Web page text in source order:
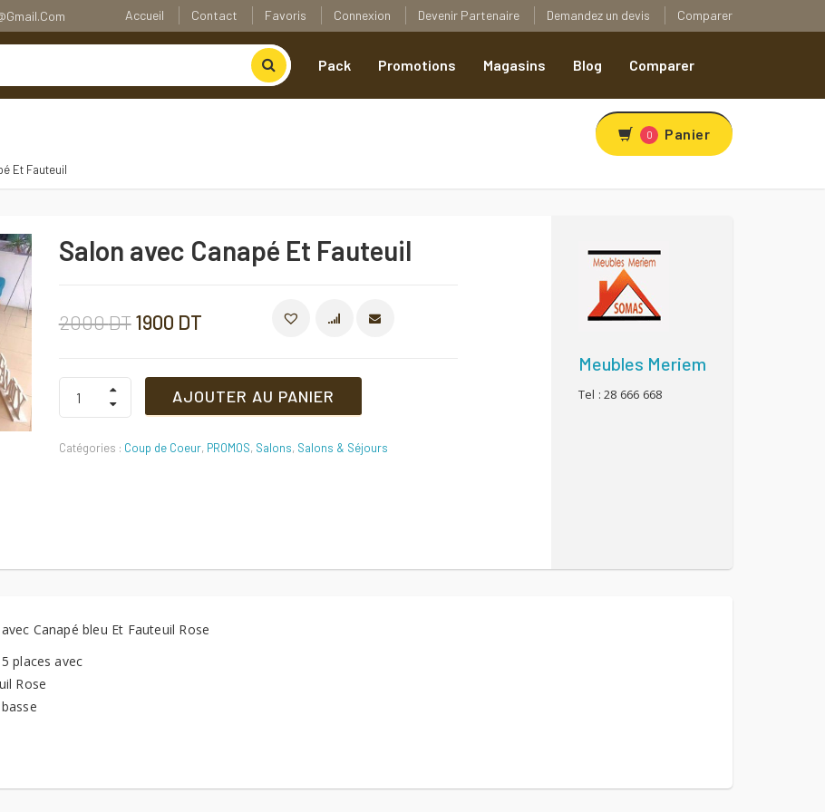
Accueil Contact Favoris Connexion Devenir Partenaire Demandez un devis Comparer
Pack Promotions Magasins Blog Comparer
0 Panier
Et Fauteuil
Salon avec Canapé Et Fauteuil
2000DT Le
initial
était :
1900 DTLe
actuel
est :
COMPARER
Salon
avec
Canapé
Fauteuil
AJOUTER AU PANIER
Catégories : Coup de Coeur, PROMOS, Salons, Salons & Séjours
Meubles Meriem
Tel : 28 666 668
Canapé bleu Et Fauteuil Rose
places avec
Rose